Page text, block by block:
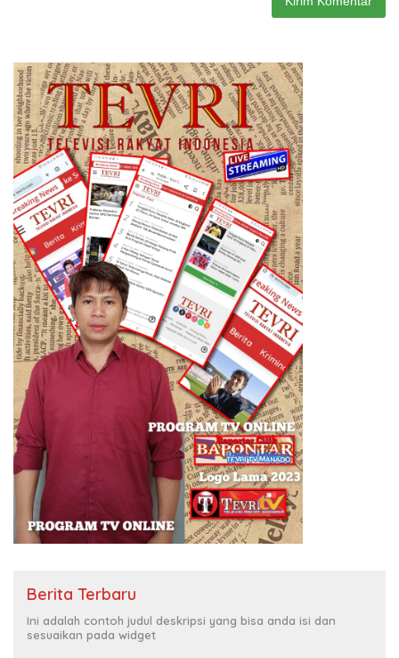
Berita Terbaru
Ini adalah contoh judul deskripsi yang bisa anda isi dan
sesuaikan pada widget